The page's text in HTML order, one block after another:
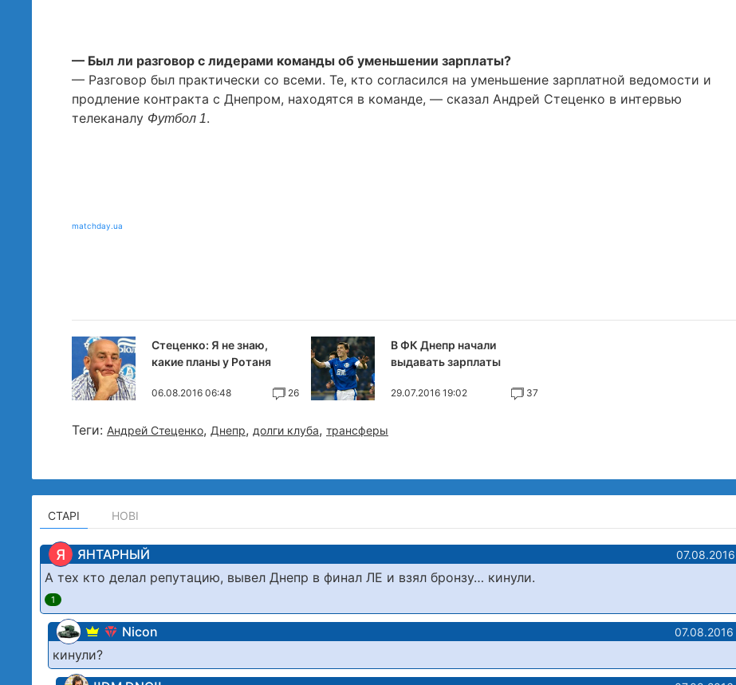
— Был ли разговор с лидерами команды об уменьшении зарплаты?
— Разговор был практически со всеми. Те, кто согласился на уменьшение зарплатной ведомости и
продление контракта с Днепром, находятся в команде, — сказал Андрей Стеценко в интервью
телеканалу Футбол 1.
matchday.ua
Стеценко: Я не знаю,
какие планы у Ротаня
06.08.2016 06:48 26
В ФК Днепр начали
выдавать зарплаты
29.07.2016 19:02 37
Теги: Андрей Стеценко, Днепр, долги клуба, трансферы
СТАРІ НОВІ
Я ЯНТАРНЫЙ
А тех кто делал репутацию, вывел Днепр в финал ЛЕ и взял бронзу… кинули.
1
Nicon
кинули?